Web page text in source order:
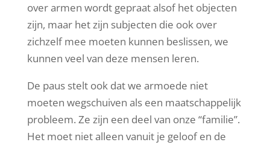
over armen wordt gepraat alsof het objecten
zijn, maar het zijn subjecten die ook over
zichzelf mee moeten kunnen beslissen, we
kunnen veel van deze mensen leren.
De paus stelt ook dat we armoede niet
moeten wegschuiven als een maatschappelijk
probleem. Ze zijn een deel van onze “familie”.
Het moet niet alleen vanuit je geloof en de